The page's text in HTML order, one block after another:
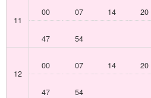
11
00 07 14 20
47 54
12
00 07 14 20
47 54